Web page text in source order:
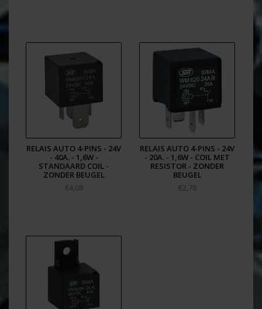
RELAIS AUTO 4-PINS - 24V
- 40A. - 1,6W -
STANDAARD COIL -
ZONDER BEUGEL
€4,08
RELAIS AUTO 4-PINS - 24V
- 20A. - 1,6W - COIL MET
RESISTOR - ZONDER
BEUGEL
€2,78